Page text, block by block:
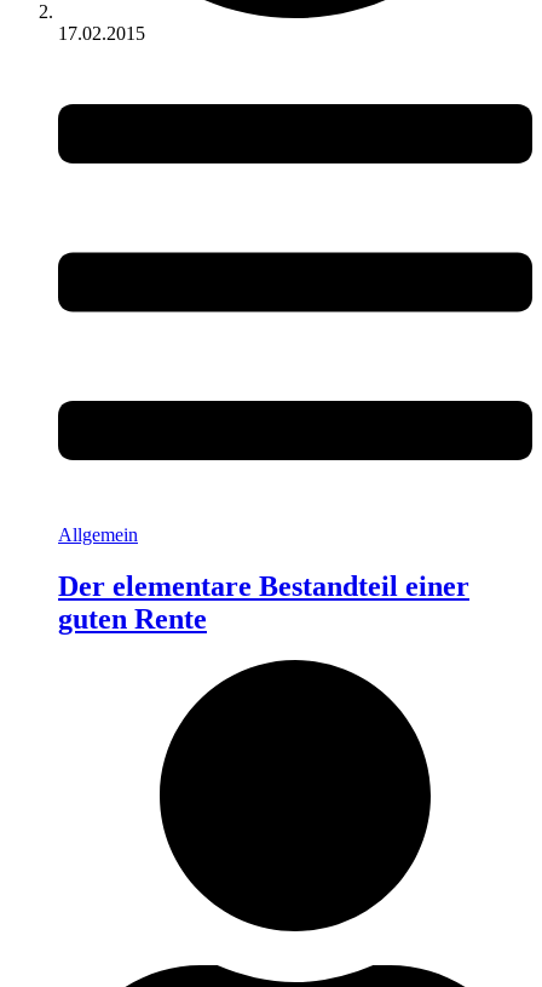
17.02.2015
Allgemein
Der elementare Bestandteil einer
guten Rente